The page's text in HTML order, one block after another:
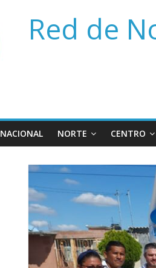
Red de
NACIONAL NORTE CENTRO